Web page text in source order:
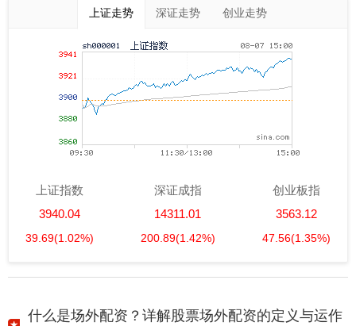
上证走势 深证走势 创业走势
上证指数
3940.04
39.69(1.02%)
深证成指
14311.01
200.89(1.42%)
创业板指
3563.12
47.56(1.35%)
什么是场外配资？详解股票场外配资的定义与运作